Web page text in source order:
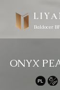
Baldocer
ONYX